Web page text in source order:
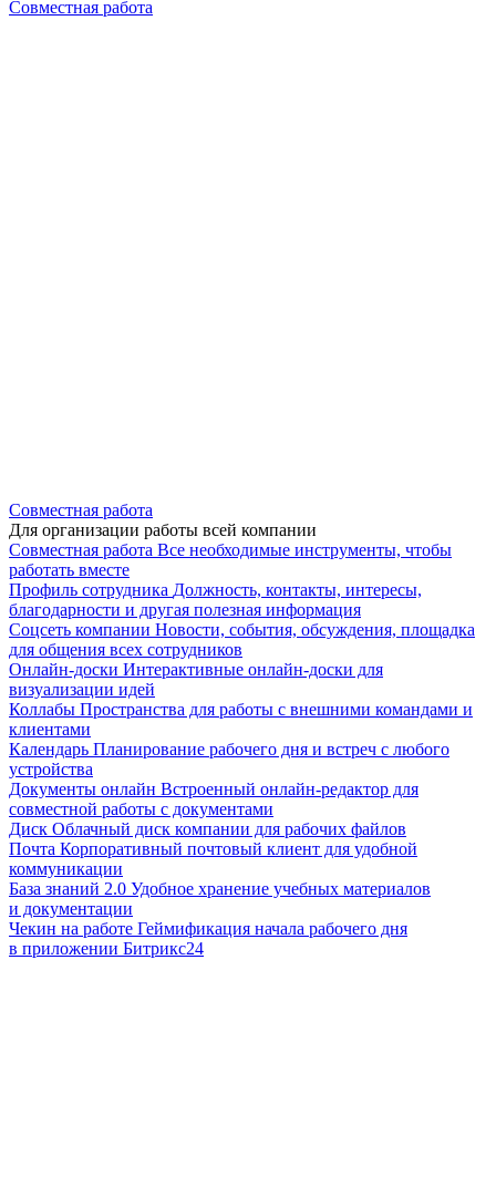
Совместная работа
Совместная работа
Для организации работы всей компании
Совместная работа Все необходимые инструменты, чтобы
работать вместе
Профиль сотрудника Должность, контакты, интересы,
благодарности и другая полезная информация
Соцсеть компании Новости, события, обсуждения, площадка
для общения всех сотрудников
Онлайн-доски Интерактивные онлайн-доски для
визуализации идей
Коллабы Пространства для работы с внешними командами и
клиентами
Календарь Планирование рабочего дня и встреч с любого
устройства
Документы онлайн Встроенный онлайн-редактор для
совместной работы с документами
Диск Облачный диск компании для рабочих файлов
Почта Корпоративный почтовый клиент для удобной
коммуникации
База знаний 2.0 Удобное хранение учебных материалов
и документации
Чекин на работе Геймификация начала рабочего дня
в приложении Битрикс24